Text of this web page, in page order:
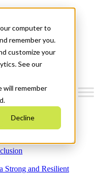
computer to
remember you.
customize your
See our
will remember
Decline
Strong and Resilient